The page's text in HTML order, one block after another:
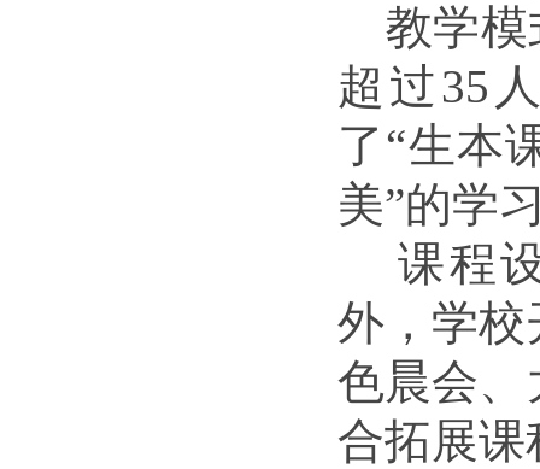
教学
超过35
了 “生本
美”的学
课程
外，学
色晨会
合拓展